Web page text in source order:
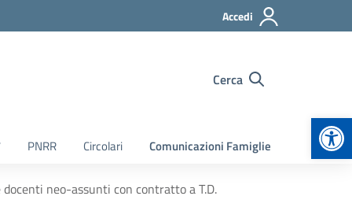
Accedi
Cerca
PNRR Circolari Comunicazioni Famiglie
neo-assunti con contratto a T.D.